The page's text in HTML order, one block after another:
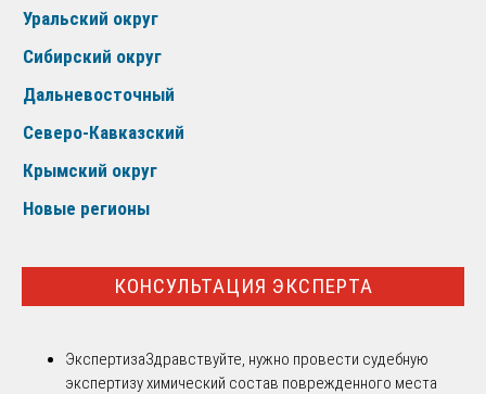
Уральский округ
Сибирский округ
Дальневосточный
Северо-Кавказский
Крымский округ
Новые регионы
КОНСУЛЬТАЦИЯ ЭКСПЕРТА
ЭкспертизаЗдравствуйте, нужно провести судебную
экспертизу химический состав поврежденного места